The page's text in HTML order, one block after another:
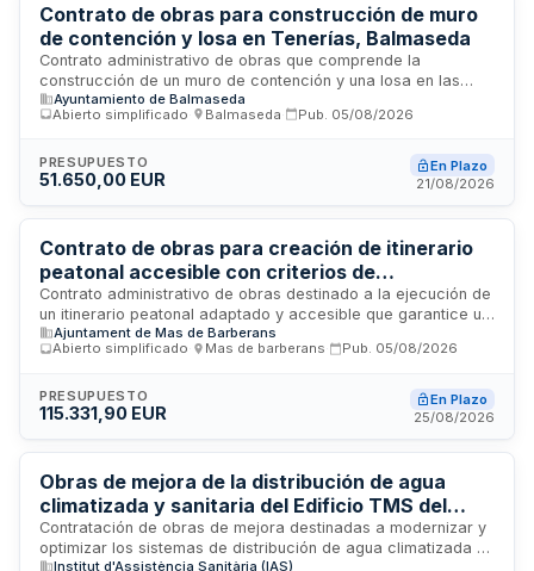
Contrato de obras para construcción de muro
de contención y losa en Tenerías, Balmaseda
Contrato administrativo de obras que comprende la
construcción de un muro de contención y una losa en las
ubicaciones Tenerías 14 y 18 en el municipio de Balmaseda.
La licitación se convoca mediante procedimiento abierto
del Sector Público. No se requiere garantía provisional de los
licitadores. La adjudicación se realizará conforme a criterios
factores determinantes de la valoración de las
proposiciones.
Ayuntamiento de Balmaseda
Abierto simplificado
Balmaseda Pub. 05/08/2026
PRESUPUESTO
51.650,00 EUR
En Plazo
21/08/2026
Contrato de obras para creación de itinerario
peatonal accesible con criterios de
sostenibilidad ambiental
Contrato administrativo de obras destinado a la ejecución de
un itinerario peatonal adaptado y accesible que garantice un
recorrido seguro con separación física respecto al tráfico
vehicular. El proyecto promueve la movilidad activa, conecta
diseñado conforme a criterios de sostenibilidad ambiental y
accesibilidad universal para todos los usuarios.
Ajuntament de Mas de Barberans
Abierto simplificado
Mas de barberans Pub. 05/08/2026
PRESUPUESTO
115.331,90 EUR
En Plazo
25/08/2026
Obras de mejora de la distribución de agua
climatizada y sanitaria del Edificio TMS del
Instituto de Asuntos Sociales
Contratación de obras de mejora destinadas a modernizar y
optimizar los sistemas de distribución de agua climatizada y
Institut d'Assistència Sanitària (IAS)